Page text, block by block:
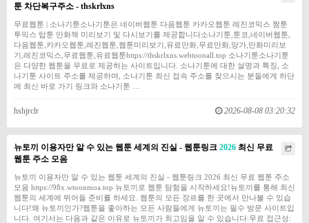
툰 차단복구주소 - thskrlxns
무료웹툰 | 소나기툰소나기툰은 네이버웹툰 다음웹툰 카카오웹툰 레진코믹스 짬툰
투믹스 탑툰 만화책 미리보기 및 다시보기를 제공합니다소나기툰,툰코,네이버웹툰,
다음웹툰,카카오웹툰,레진웹툰,웹툰미리보기,유료만화,무료만화,망가,만화미리보
기,레진코믹스,무료웹툰,유료웹툰https://thskrlxns.webtoonall.top 소나기툰소나기툰
은 다양한 웹툰을 무료로 제공하는 사이트입니다. 소나기툰에 대한 설명과 특징, 소
나기툰 사이트 주소를 제공하며, 소나기툰 최신 접속 주소를 찾으시는 분들에게 하단
에 최신 바로 가기 링크와 소나기툰 …
hshjrclr 2026-08-08 03:20:32
뉴토끼 이용자만 알 수 있는 웹툰 세계의 진실 - 웹툰링크 2026 최신 무료
웹툰 주소 모음
뉴토끼 이용자만 알 수 있는 웹툰 세계의 진실 - 웹툰링크 2026 최신 무료 웹툰 주소
모음 https://98x.wtoonmoa.top 뉴토끼로 웹툰 탐험을 시작하세요!뉴토끼를 통해 최신
웹툰의 세계에 뛰어들 준비를 하세요. 웹툰의 모든 장르를 한 곳에서 만나볼 수 있습
니다!왜 뉴토끼인가?웹툰을 좋아하는 모든 사람들에게 뉴토끼는 필수 방문 사이트입
니다. 여기서는 다음과 같은 이유로 뉴토끼가 최고임을 알 수 있습니다:무료 접근성: